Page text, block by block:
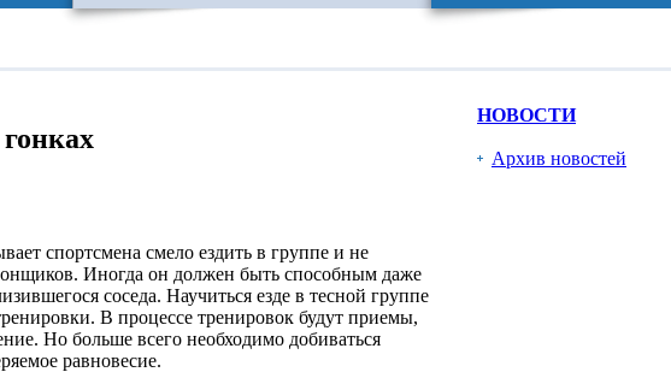
спортсмена смело ездить в группе и не
Иногда он должен быть способным даже
соседа. Научиться езде в тесной группе
В процессе тренировок будут приемы,
Но больше всего необходимо добиваться
равновесие.
НОВОСТИ
Архив новостей